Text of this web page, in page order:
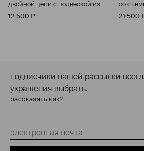
двойной цепи с подвеской из
бронзы с родиевым покрытием
12 500 ₽
со
бронзы
21 500
подписчики нашей рассылки
украшения выбрать.
рассказать как?